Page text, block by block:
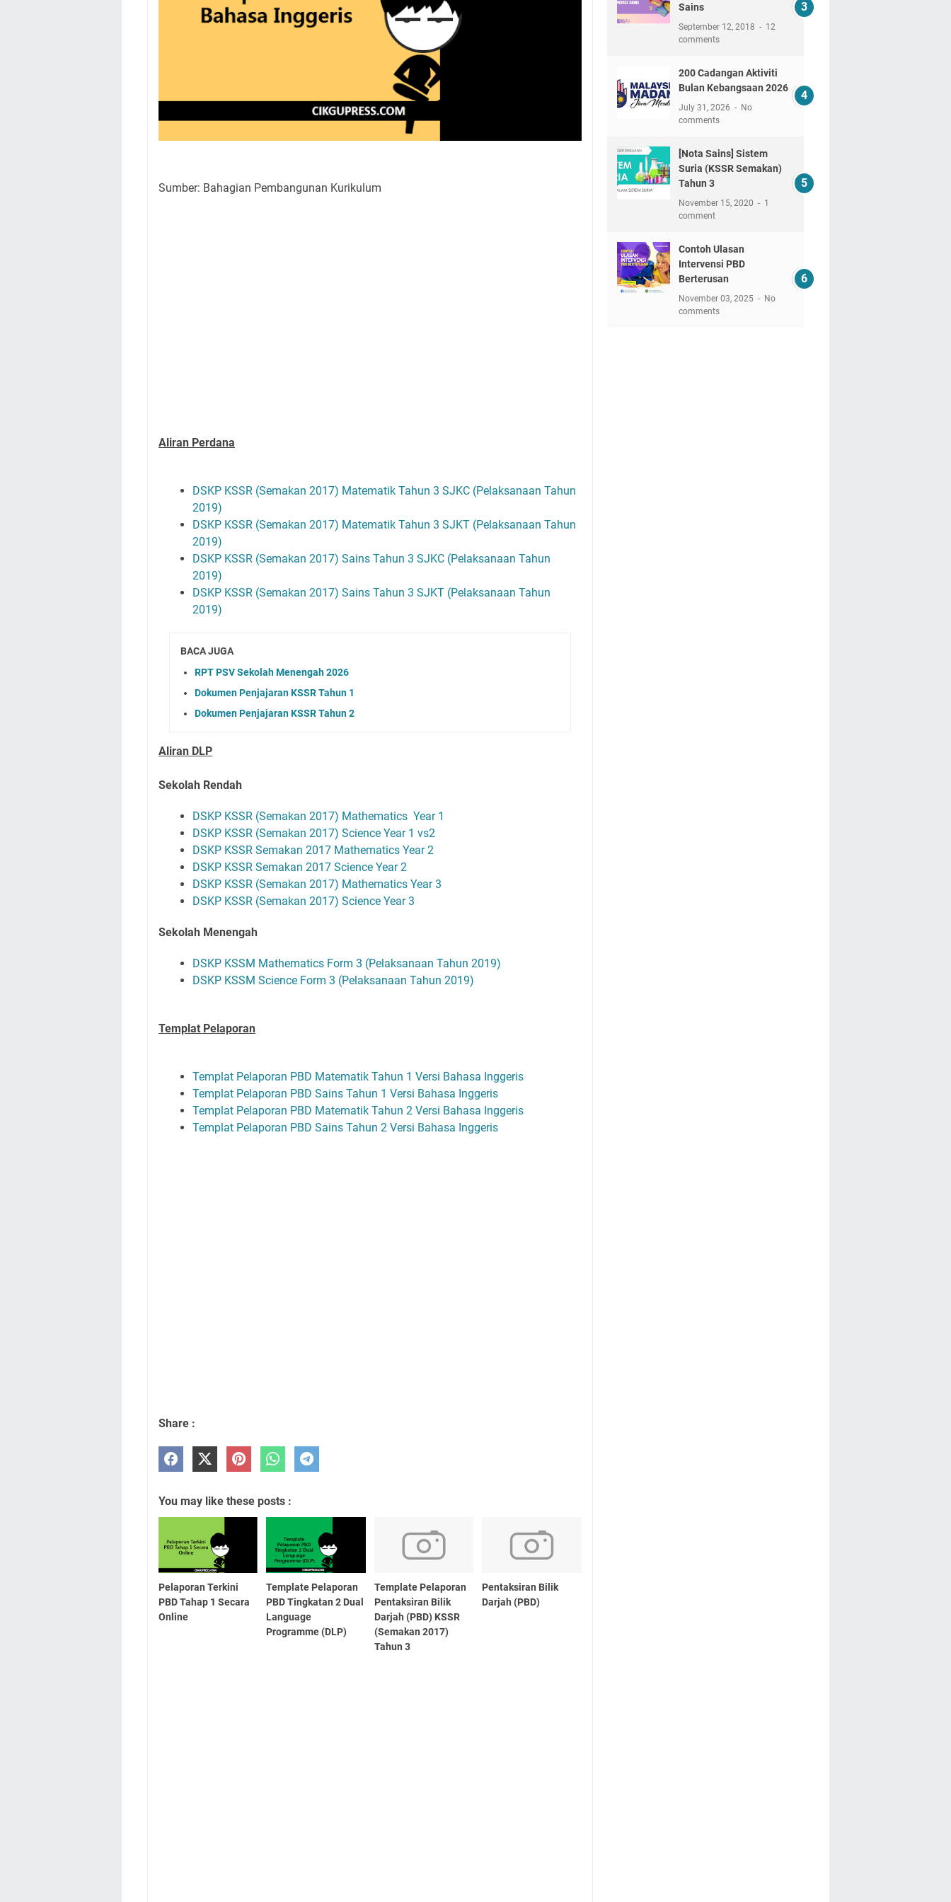
Sumber: Bahagian Pembangunan Kurikulum
Aliran Perdana
DSKP KSSR (Semakan 2017) Matematik Tahun 3 SJKC (Pelaksanaan Tahun
2019)
DSKP KSSR (Semakan 2017) Matematik Tahun 3 SJKT (Pelaksanaan Tahun
2019)
DSKP KSSR (Semakan 2017) Sains Tahun 3 SJKC (Pelaksanaan Tahun
2019)
DSKP KSSR (Semakan 2017) Sains Tahun 3 SJKT (Pelaksanaan Tahun
2019)
BACA JUGA
RPT PSV Sekolah Menengah 2026
Dokumen Penjajaran KSSR Tahun 1
Dokumen Penjajaran KSSR Tahun 2
Aliran DLP
Sekolah Rendah
DSKP KSSR (Semakan 2017) Mathematics Year 1
DSKP KSSR (Semakan 2017) Science Year 1 vs2
DSKP KSSR Semakan 2017 Mathematics Year 2
DSKP KSSR Semakan 2017 Science Year 2
DSKP KSSR (Semakan 2017) Mathematics Year 3
DSKP KSSR (Semakan 2017) Science Year 3
Sekolah Menengah
DSKP KSSM Mathematics Form 3 (Pelaksanaan Tahun 2019)
DSKP KSSM Science Form 3 (Pelaksanaan Tahun 2019)
Templat Pelaporan
Templat Pelaporan PBD Matematik Tahun 1 Versi Bahasa Inggeris
Templat Pelaporan PBD Sains Tahun 1 Versi Bahasa Inggeris
Templat Pelaporan PBD Matematik Tahun 2 Versi Bahasa Inggeris
Templat Pelaporan PBD Sains Tahun 2 Versi Bahasa Inggeris
Share :
You may like these posts :
Pelaporan Terkini
PBD Tahap 1 Secara
Online
Template Pelaporan
PBD Tingkatan 2 Dual
Language
Programme (DLP)
Template Pelaporan
Pentaksiran Bilik
Darjah (PBD) KSSR
(Semakan 2017)
Tahun 3
Pentaksiran Bilik
Darjah (PBD)
Sains
September 12, 2018
12
comments
200 Cadangan Aktiviti
Bulan Kebangsaan 2026
July 31, 2026
No
comments
[Nota Sains] Sistem
Suria (KSSR Semakan)
Tahun 3
November 15, 2020
1
comment
Contoh Ulasan
Intervensi PBD
Berterusan
November 03, 2025
No
comments